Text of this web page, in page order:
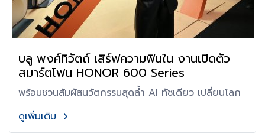
บลู พงศ์ทิวัตถ์ เสิร์ฟความฟินใน งานเปิดตัว
สมาร์ตโฟน HONOR 600 Series
พร้อมชวนสัมผัสนวัตกรรมสุดล้ำ AI ทัชเดียว เปลี่ยนโลก
ดูเพิ่มเติม